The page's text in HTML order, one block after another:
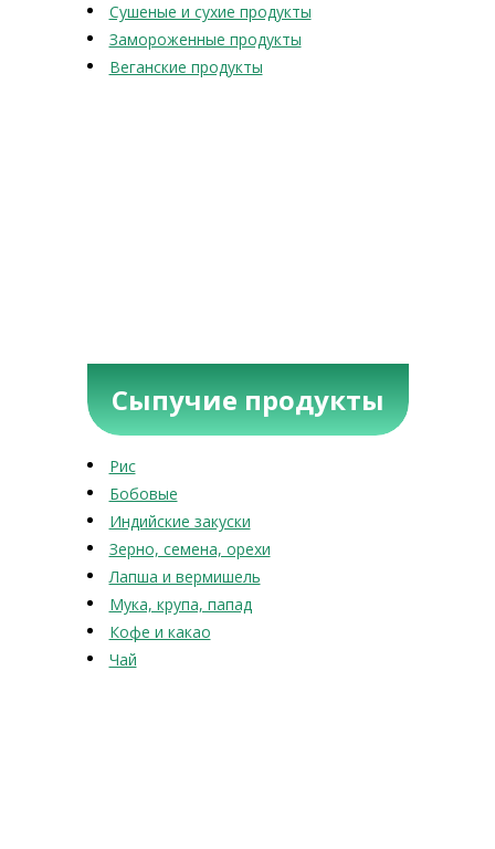
Сушеные и сухие продукты
Замороженные продукты
Веганские продукты
Сыпучие продукты
Рис
Бобовые
Индийские закуски
Зерно, семена, орехи
Лапша и вермишель
Мука, крупа, папад
Кофе и какао
Чай